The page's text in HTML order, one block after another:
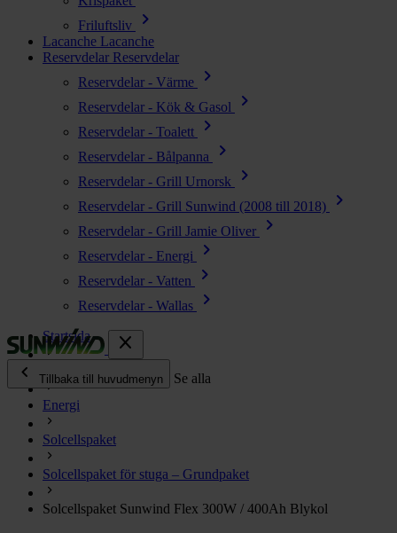
Friluftsliv chevron_right
Lacanche Lacanche
Reservdelar Reservdelar
Reservdelar - Värme
chevron_right
Reservdelar - Kök & Gasol chevron_right
Reservdelar - Toalett chevron_right
Reservdelar - Bålpanna chevron_right
Reservdelar - Grill Urnorsk chevron_right
Reservdelar - Grill Sunwind (2008 till 2018) chevron_right
Reservdelar - Grill Jamie Oliver chevron_right
Reservdelar - Energi chevron_right
Reservdelar - Vatten chevron_right
Reservdelar - Wallas
chevron_right
close
chevron_left
Tillbaka till huvudmenyn Se alla
Energi
Kök & Gasol
Värme chevron_right
Vatten chevron_right
Startsida
Energi
Solcellspaket
Solcellspaket för stuga – Grundpaket
Solcellspaket Sunwind Flex 300W / 400Ah Blykol